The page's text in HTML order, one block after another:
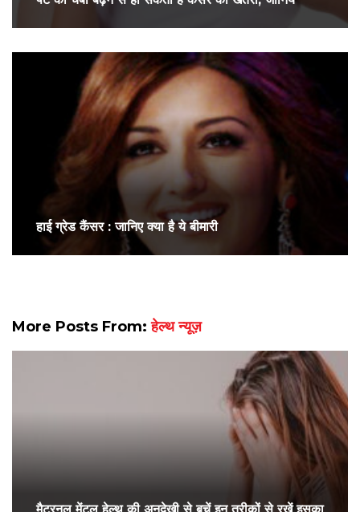
हाई ग्रेड कैंसर : जानिए क्या है ये बीमारी
More Posts From:हेल्थ न्यूज़